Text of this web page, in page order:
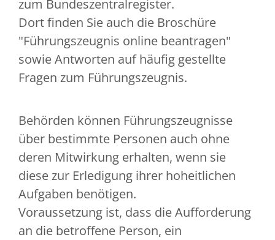
zum Bundeszentralregister.
Dort finden Sie auch die Broschüre
"Führungszeugnis online beantragen"
sowie Antworten auf häufig gestellte
Fragen zum Führungszeugnis.
Behörden können Führungszeugnisse
über bestimmte Personen auch ohne
deren Mitwirkung erhalten, wenn sie
diese zur Erledigung ihrer hoheitlichen
Aufgaben benötigen.
Voraussetzung ist, dass die Aufforderung
an die betroffene Person, ein